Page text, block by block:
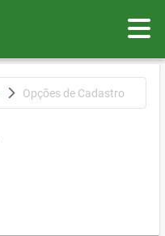
Opções de Cadastro